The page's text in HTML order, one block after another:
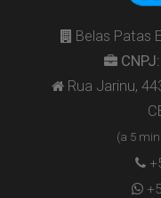
Belas Patas
CNPJ:
Rua Jarinu,
(a 5